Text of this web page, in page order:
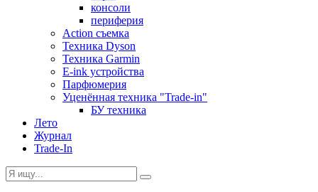
консоли
периферия
Action съемка
Техника Dyson
Техника Garmin
E-ink устройства
Парфюмерия
Уценённая техника "Trade-in"
БУ техника
Лето
Журнал
Trade-In